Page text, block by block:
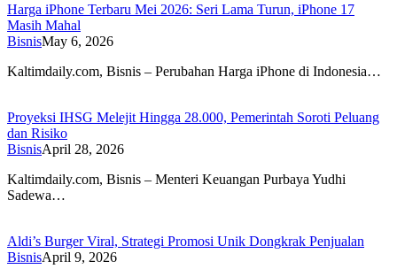
Harga iPhone Terbaru Mei 2026: Seri Lama Turun, iPhone 17
Masih Mahal
BisnisMay 6, 2026
Kaltimdaily.com, Bisnis – Perubahan Harga iPhone di Indonesia…
Proyeksi IHSG Melejit Hingga 28.000, Pemerintah Soroti Peluang
dan Risiko
BisnisApril 28, 2026
Kaltimdaily.com, Bisnis – Menteri Keuangan Purbaya Yudhi
Sadewa…
Aldi’s Burger Viral, Strategi Promosi Unik Dongkrak Penjualan
BisnisApril 9, 2026